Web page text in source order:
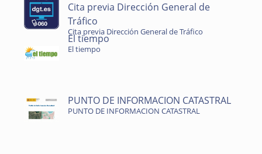
Cita previa Dirección General de
Tráfico
Cita previa Dirección General de Tráfico
El tiempo
El tiempo
PUNTO DE INFORMACION CATASTRAL
PUNTO DE INFORMACION CATASTRAL